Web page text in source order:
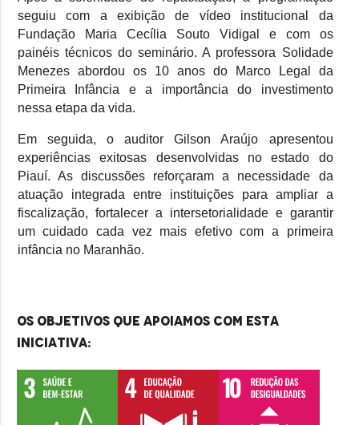
seguiu com a exibição de vídeo institucional da
Fundação Maria Cecília Souto Vidigal e com os
painéis técnicos do seminário. A professora Solidade
Menezes abordou os 10 anos do Marco Legal da
Primeira Infância e a importância do investimento
nessa etapa da vida.
Em seguida, o auditor Gilson Araújo apresentou
experiências exitosas desenvolvidas no estado do
Piauí. As discussões reforçaram a necessidade da
atuação integrada entre instituições para ampliar a
fiscalização, fortalecer a intersetorialidade e garantir
um cuidado cada vez mais efetivo com a primeira
infância no Maranhão.
Os objetivos que apoiamos com esta
iniciativa: